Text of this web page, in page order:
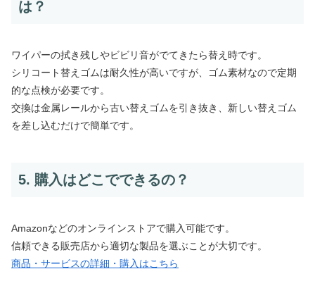
は？
ワイパーの拭き残しやビビリ音がでてきたら替え時です。
シリコート替えゴムは耐久性が高いですが、ゴム素材なので定期
的な点検が必要です。
交換は金属レールから古い替えゴムを引き抜き、新しい替えゴム
を差し込むだけで簡単です。
5. 購入はどこでできるの？
Amazonなどのオンラインストアで購入可能です。
信頼できる販売店から適切な製品を選ぶことが大切です。
商品・サービスの詳細・購入はこちら